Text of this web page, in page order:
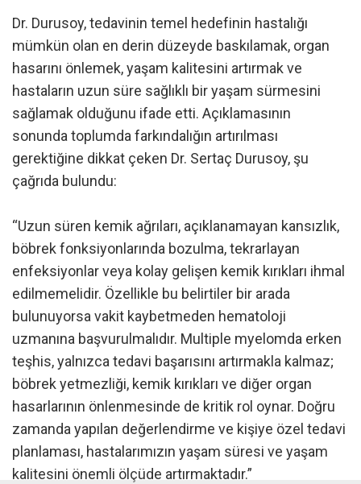
Dr. Durusoy, tedavinin temel hedefinin hastalığı
mümkün olan en derin düzeyde baskılamak, organ
hasarını önlemek, yaşam kalitesini artırmak ve
hastaların uzun süre sağlıklı bir yaşam sürmesini
sağlamak olduğunu ifade etti. Açıklamasının
sonunda toplumda farkındalığın artırılması
gerektiğine dikkat çeken Dr. Sertaç Durusoy, şu
çağrıda bulundu:
“Uzun süren kemik ağrıları, açıklanamayan kansızlık,
böbrek fonksiyonlarında bozulma, tekrarlayan
enfeksiyonlar veya kolay gelişen kemik kırıkları ihmal
edilmemelidir. Özellikle bu belirtiler bir arada
bulunuyorsa vakit kaybetmeden hematoloji
uzmanına başvurulmalıdır. Multiple myelomda erken
teşhis, yalnızca tedavi başarısını artırmakla kalmaz;
böbrek yetmezliği, kemik kırıkları ve diğer organ
hasarlarının önlenmesinde de kritik rol oynar. Doğru
zamanda yapılan değerlendirme ve kişiye özel tedavi
planlaması, hastalarımızın yaşam süresi ve yaşam
kalitesini önemli ölçüde artırmaktadır.”